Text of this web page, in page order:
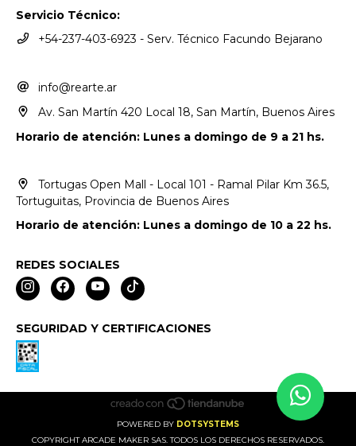
Servicio Técnico:
+54-237-403-6923 - Serv. Técnico Facundo Bejarano
info@rearte.ar
Av. San Martín 420 Local 18, San Martín, Buenos Aires
Horario de atención: Lunes a domingo de 9 a 21 hs.
Tortugas Open Mall - Local 101 - Ramal Pilar Km 36.5,
Tortuguitas, Provincia de Buenos Aires
Horario de atención: Lunes a domingo de 10 a 22 hs.
REDES SOCIALES
SEGURIDAD Y CERTIFICACIONES
POWERED BY DOTSYSTEMS
COPYRIGHT ARCADE MAKER SAS. TODOS LOS DERECHOS RESERVADOS.